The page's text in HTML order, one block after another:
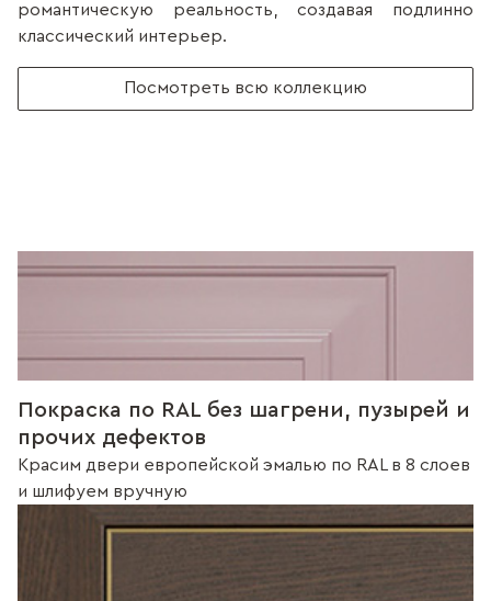
романтическую реальность, создавая подлинно
классический интерьер.
Посмотреть всю коллекцию
Покраска по RAL без шагрени, пузырей и
прочих дефектов
Красим двери европейской эмалью по RAL в 8 слоев
и шлифуем вручную